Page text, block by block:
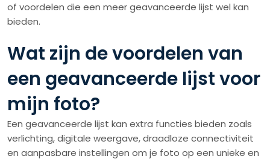
of voordelen die een meer geavanceerde lijst wel kan
bieden.
Wat zijn de voordelen van
een geavanceerde lijst voor
mijn foto?
Een geavanceerde lijst kan extra functies bieden zoals
verlichting, digitale weergave, draadloze connectiviteit
en aanpasbare instellingen om je foto op een unieke en